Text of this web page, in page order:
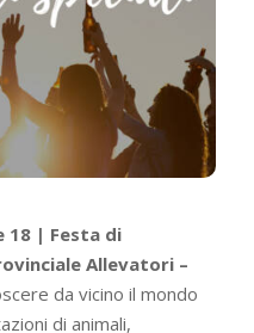
18 | Festa di
Allevatori –
da vicino il mondo
di animali,